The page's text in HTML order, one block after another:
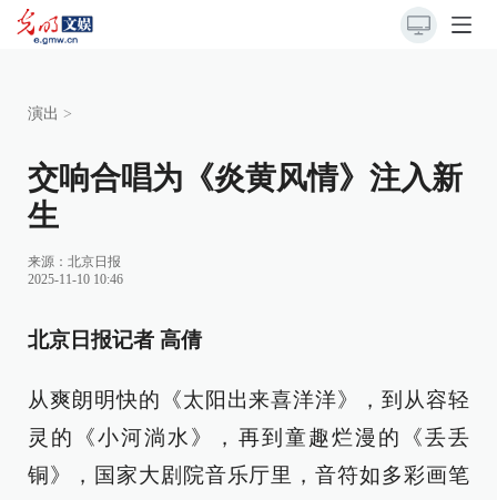
演出 >
交响合唱为《炎黄风情》注入新
生
来源： 北京日报
2025-11-10 10:46
北京日报记者 高倩
从爽朗明快的《太阳出来喜洋洋》，到从容轻
灵的《小河淌水》，再到童趣烂漫的《丢丢
铜》，国家大剧院音乐厅里，音符如多彩画笔